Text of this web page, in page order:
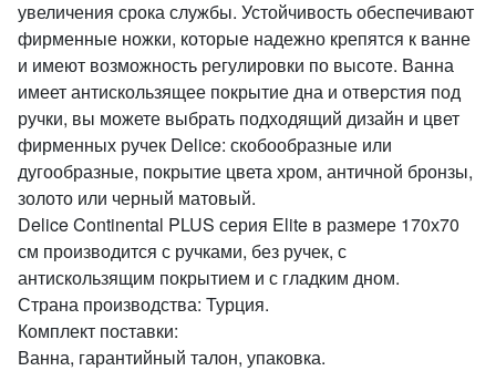
увеличения срока службы. Устойчивость обеспечивают
фирменные ножки, которые надежно крепятся к ванне
и имеют возможность регулировки по высоте. Ванна
имеет антискользящее покрытие дна и отверстия под
ручки, вы можете выбрать подходящий дизайн и цвет
фирменных ручек Delice: скобообразные или
дугообразные, покрытие цвета хром, античной бронзы,
золото или черный матовый.
Delice Continental PLUS серия Elite в размере 170х70
см производится с ручками, без ручек, с
антискользящим покрытием и с гладким дном.
Страна производства: Турция.
Комплект поставки:
Ванна, гарантийный талон, упаковка.